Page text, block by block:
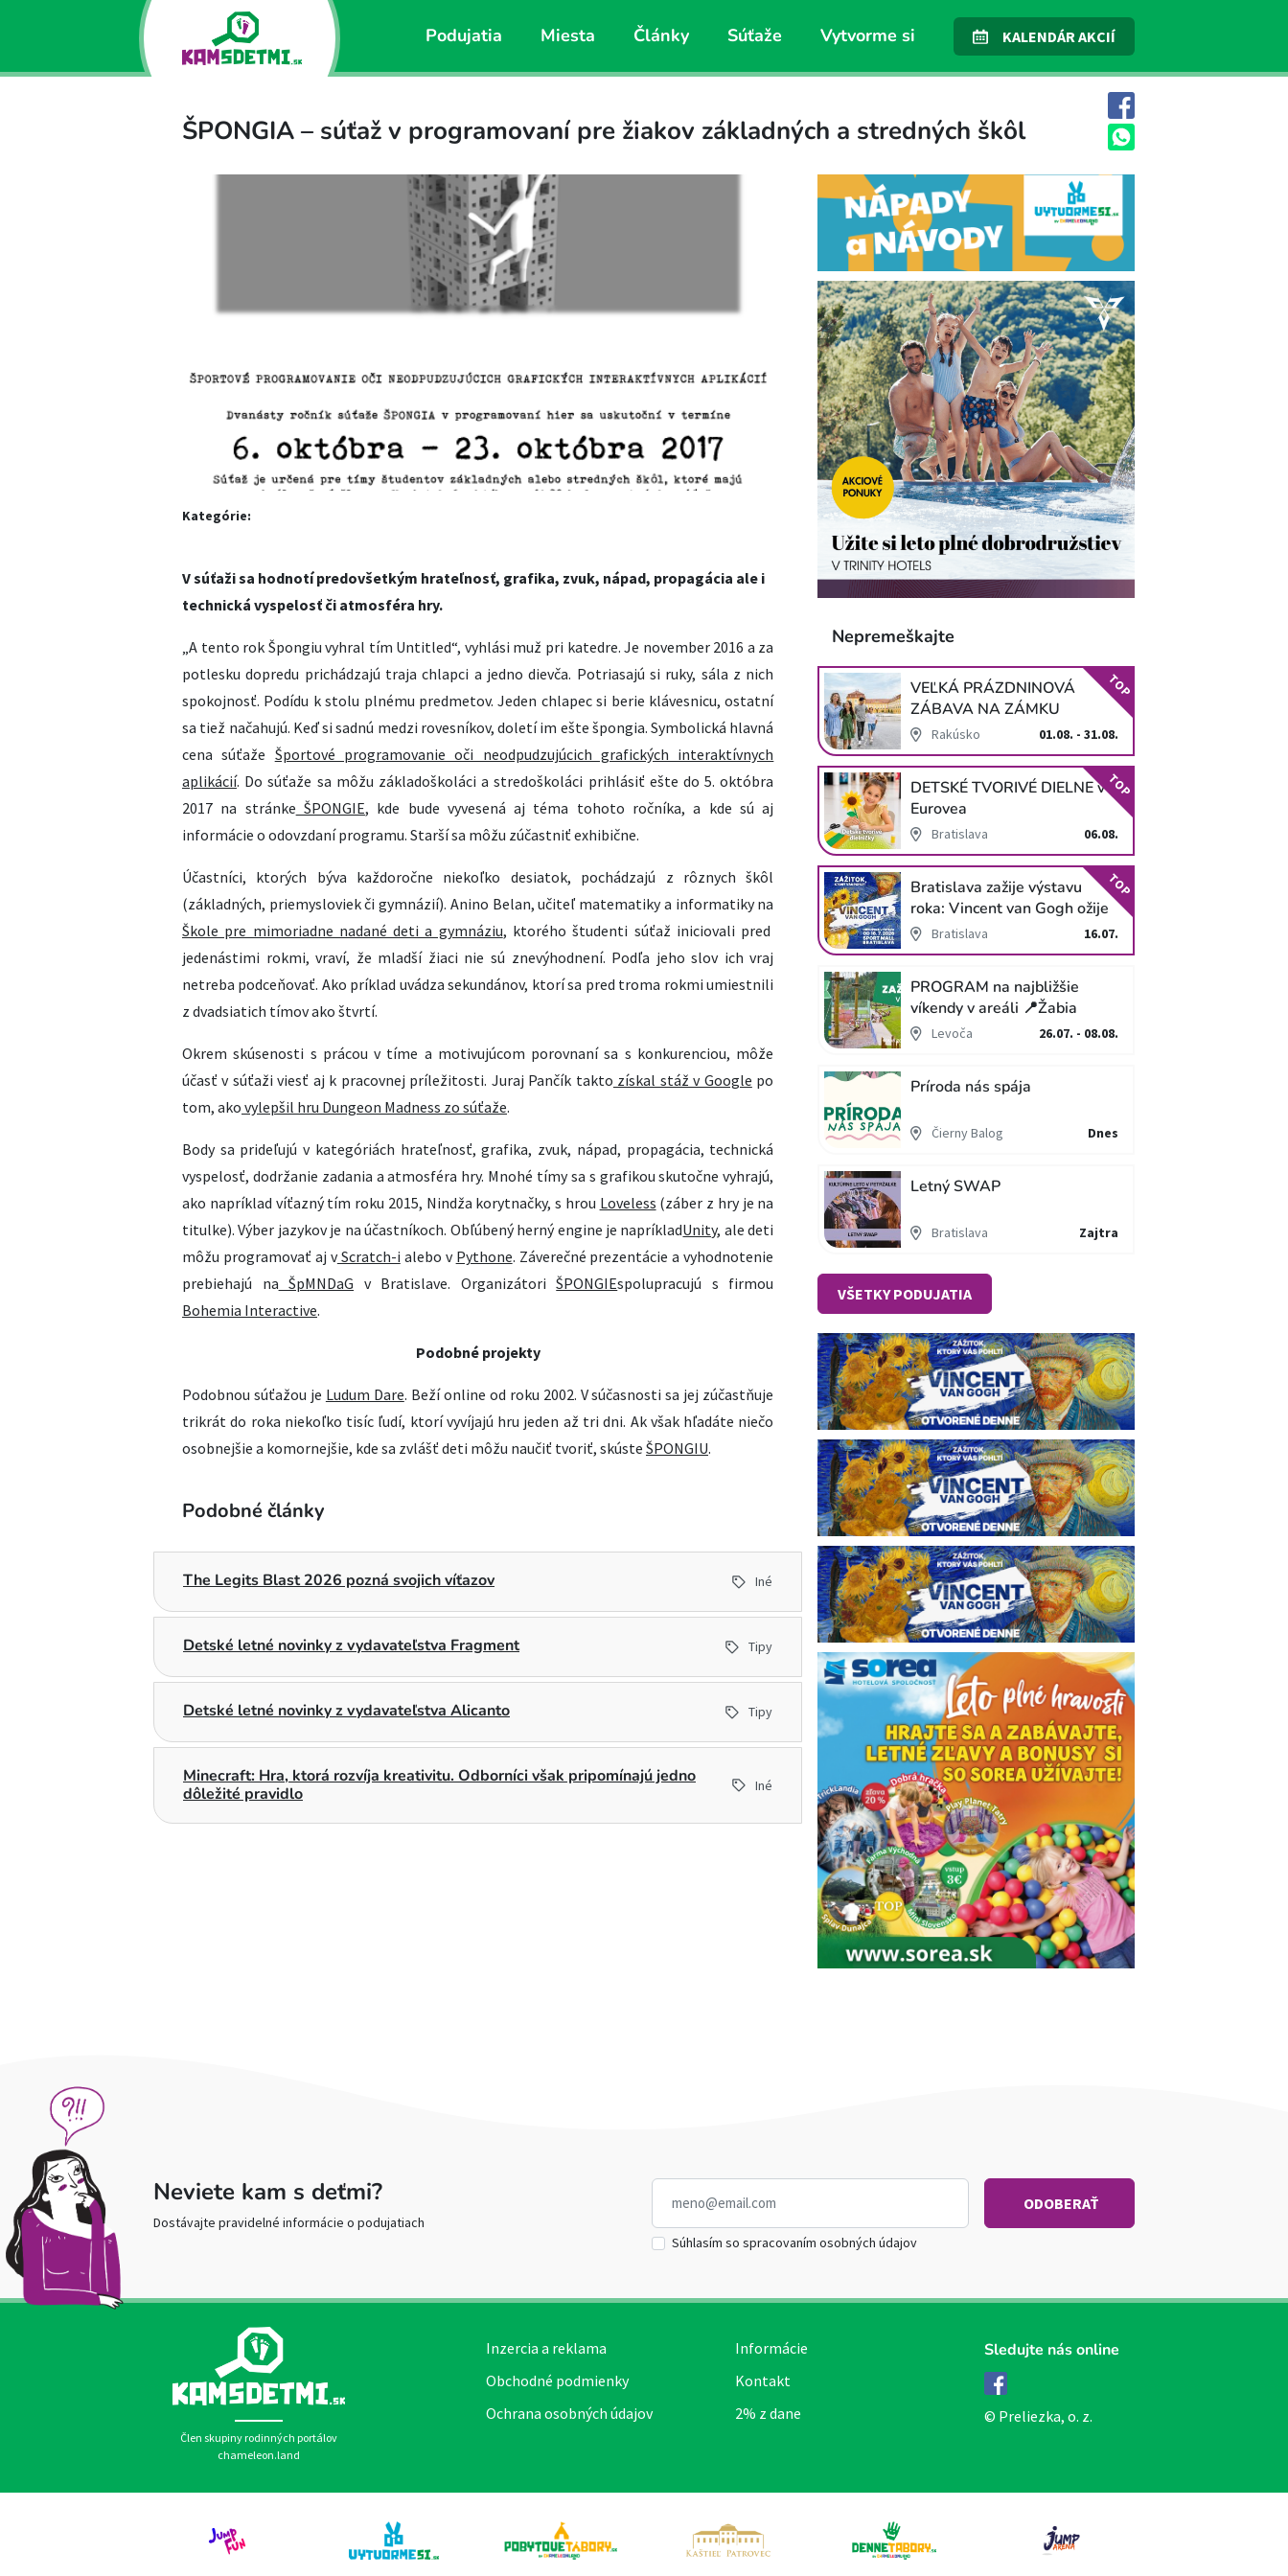
Podujatia Miesta Články Súťaže Vytvorme si KALENDÁR AKCIÍ
ŠPONGIA – súťaž v programovaní pre žiakov základných a stredných škôl
Kategórie:
V súťaži sa hodnotí predovšetkým hrateľnosť, grafika, zvuk, nápad, propagácia ale i
technická vyspelosť či atmosféra hry.
„A tento rok Špongiu vyhral tím Untitled“, vyhlási muž pri katedre. Je november 2016 a za
potlesku dopredu prichádzajú traja chlapci a jedno dievča. Potriasajú si ruky, sála z nich
spokojnosť. Podídu k stolu plnému predmetov. Jeden chlapec si berie klávesnicu, ostatní
sa tiež načahujú. Keď si sadnú medzi rovesníkov, doletí im ešte špongia. Symbolická hlavná
cena súťaže Športové programovanie oči neodpudzujúcich grafických interaktívnych
aplikácií. Do súťaže sa môžu základoškoláci a stredoškoláci prihlásiť ešte do 5. októbra
2017 na stránke ŠPONGIE, kde bude vyvesená aj téma tohoto ročníka, a kde sú aj
informácie o odovzdaní programu. Starší sa môžu zúčastniť exhibične.
Účastníci, ktorých býva každoročne niekoľko desiatok, pochádzajú z rôznych škôl
(základných, priemysloviek či gymnázií). Anino Belan, učiteľ matematiky a informatiky na
Škole pre mimoriadne nadané deti a gymnáziu, ktorého študenti súťaž iniciovali pred
jedenástimi rokmi, vraví, že mladší žiaci nie sú znevýhodnení. Podľa jeho slov ich vraj
netreba podceňovať. Ako príklad uvádza sekundánov, ktorí sa pred troma rokmi umiestnili
z dvadsiatich tímov ako štvrtí.
Okrem skúsenosti s prácou v tíme a motivujúcom porovnaní sa s konkurenciou, môže
účasť v súťaži viesť aj k pracovnej príležitosti. Juraj Pančík takto získal stáž v Google po
tom, ako vylepšil hru Dungeon Madness zo súťaže.
Body sa prideľujú v kategóriách hrateľnosť, grafika, zvuk, nápad, propagácia, technická
vyspelosť, dodržanie zadania a atmosféra hry. Mnohé tímy sa s grafikou skutočne vyhrajú,
ako napríklad víťazný tím roku 2015, Nindža korytnačky, s hrou Loveless (záber z hry je na
titulke). Výber jazykov je na účastníkoch. Obľúbenýherný engine je napríkladUnity, ale deti
môžu programovať aj vScratch-i alebo v Pythone. Záverečné prezentácie a vyhodnotenie
prebiehajú na ŠpMNDaG v Bratislave. OrganizátoriŠPONGIEspolupracujú s firmou
Bohemia Interactive.
Podobné projekty
Podobnou súťažou je Ludum Dare. Beží online od roku 2002. V súčasnosti sa jej zúčastňuje
trikrát do roka niekoľko tisíc ľudí, ktorí vyvíjajú hru jeden až tri dni. Ak však hľadáte niečo
osobnejšie a komornejšie, kde sa zvlášť deti môžu naučiť tvoriť, skúste ŠPONGIU.
Podobné články
The Legits Blast 2026 pozná svojich víťazov Iné
Detské letné novinky z vydavateľstva Fragment Tipy
Detské letné novinky z vydavateľstva Alicanto Tipy
Minecraft: Hra, ktorá rozvíja kreativitu. Odborníci však pripomínajú jedno
dôležité pravidlo
Iné
Nepremeškajte
VEĽKÁ PRÁZDNINOVÁ
ZÁBAVA NA ZÁMKU
SCHLOSS HOF
Rakúsko 01.08. - 31.08.
TOP
DETSKÉ TVORIVÉ DIELNE v
Eurovea
Bratislava 06.08.
TOP
Bratislava zažije výstavu
roka: Vincent van Gogh ožije
v unikátnej imerzívnej šou!
Bratislava 16.07.
TOP
PROGRAM na najbližšie
víkendy v areáli 📍Žabia
cestaLevoča 26.07. - 08.08.
Príroda nás spája
Čierny Balog Dnes
Letný SWAP
Bratislava Zajtra
VŠETKY PODUJATIA
Neviete kam s deťmi?
Dostávajte pravidelné informácie o podujatiach
Súhlasím so spracovaním osobných údajov
Člen skupiny rodinných portálov
chameleon.land
Inzercia a reklama
Obchodné podmienky
Ochrana osobných údajov
Informácie
Kontakt
2% z dane
Sledujte nás online
© Preliezka, o. z.